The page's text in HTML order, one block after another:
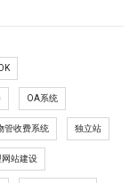
OA系统
管收费系统 独立站
网站建设